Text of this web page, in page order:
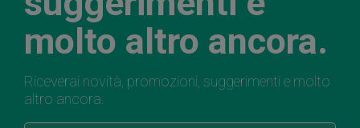
molto altro ancora.
Riceverai novità, promozioni, suggerimenti e molto
altro ancora.